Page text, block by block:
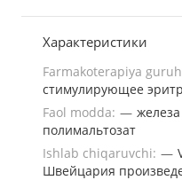
Характеристики
Farmakoterapiya
стимулирующее
Faol modda: —
полимальтозат
Ishlab chiqaruvchi: —
Швейцария